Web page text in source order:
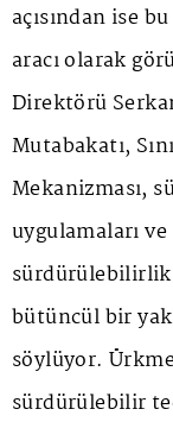
açısından ise
aracı olarak
Direktörü
Mutabakatı,
Mekanizması,
uygulamaları
sürdürülebilirlik
bütüncül bir
söylüyor.
sürdürülebilir